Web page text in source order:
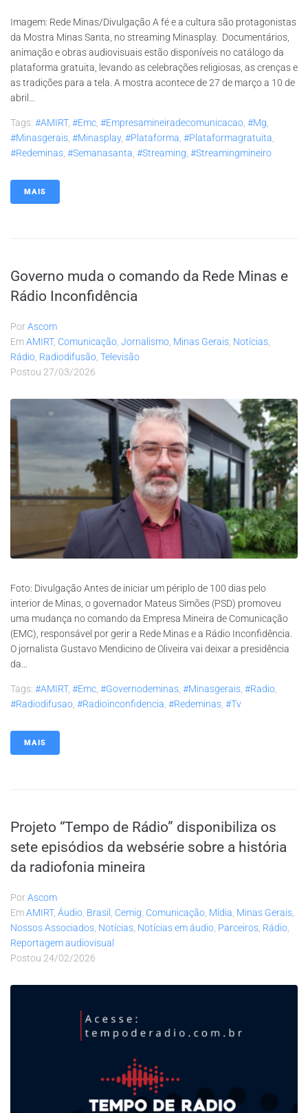
Imagem: Rede Minas/Divulgação A fé e a cultura são protagonistas
da Mostra Minas Santa, no streaming Minasplay. Documentários,
animação e obras audiovisuais estão disponíveis no catálogo da
plataforma gratuita, levando as celebrações religiosas, as crenças e
as tradições para a tela. A mostra acontece de 27 de março a 10 de
abril...
Tags: #AMIRT, #emc #empresamineiradecomunicacao #mg
#minasgerais #minasplay, #plataforma #plataformagratuita
#redeminas #semanasanta #streaming #streamingmineiro
MAIS
Governo muda o comando da Rede Minas e
Rádio Inconfidência
PorAscom
EmAMIRT, Comunicação Jornalismo Minas Gerais Notícias
Rádio Radiodifusão Televisão
Postou 27/03/2026
Foto: Divulgação Antes de iniciar um périplo de 100 dias pelo
interior de Minas, o governador Mateus Simões (PSD) promoveu
uma mudança no comando da Empresa Mineira de Comunicação
(EMC), responsável por gerir a Rede Minas e a Rádio Inconfidência.
O jornalista Gustavo Mendicino de Oliveira vai deixar a presidência
da...
Tags: #AMIRT, #emc #governodeminas #minasgerais #radio
#radiodifusao #radioinconfidencia #redeminas #tv
MAIS
Projeto “Tempo de Rádio” disponibiliza os
sete episódios da websérie sobre a história
da radiofonia mineira
PorAscom
EmAMIRT, Áudio Brasil Cemig Comunicação Mídia Minas Gerais
Nossos Associados Notícias Notícias em áudio Parceiros Rádio
Reportagem audiovisual
Postou 24/02/2026